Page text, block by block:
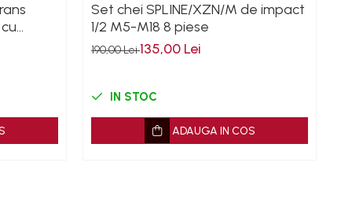
Set chei SPLINE/XZN/M de impact
1/2 M5-M18 8 piese
190,00 Lei135,00 Lei
IN STOC
ADAUGA IN COS